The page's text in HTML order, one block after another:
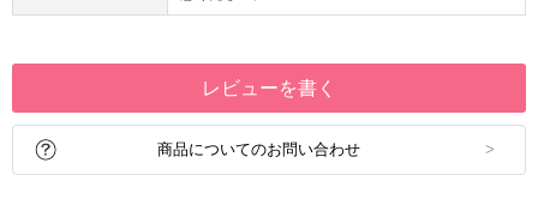
レビューを書く
商品についてのお問い合わせ